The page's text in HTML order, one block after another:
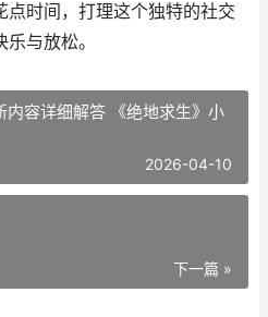
时间，打理这个独特的社交
与放松。
内容详细解答 《绝地求生》小
2026-04-10
下一篇 »